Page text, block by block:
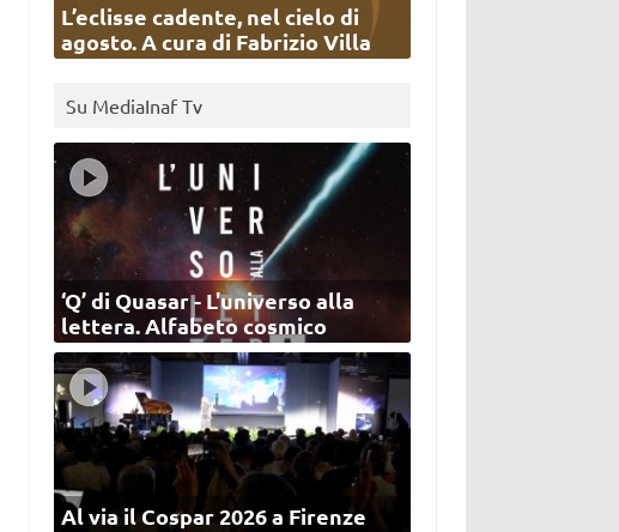
L’eclisse cadente, nel cielo di
agosto. A cura di Fabrizio Villa
Su MediaInaf Tv
‘Q’ di Quasar - L'universo alla
lettera. Alfabeto cosmico
Al via il Cospar 2026 a Firenze